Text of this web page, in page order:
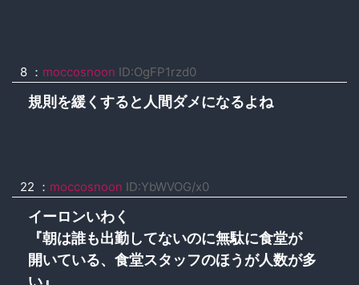
8 ： moccosnoon ID:OgFP1rzd0
規則を緩くすると人間ダメになるよね
22 ： moccosnoon ID:YbWVOG/x0
イーロンいわく
『朝は誰も出勤してないのに無駄に食堂が
開いている、食堂スタッフのほうが人数が多
い』